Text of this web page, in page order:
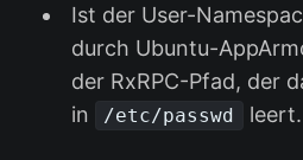
Ist der User-
durch Ubuntu-
der RxRPC-Pfad, der
in
/etc/passwd leert.